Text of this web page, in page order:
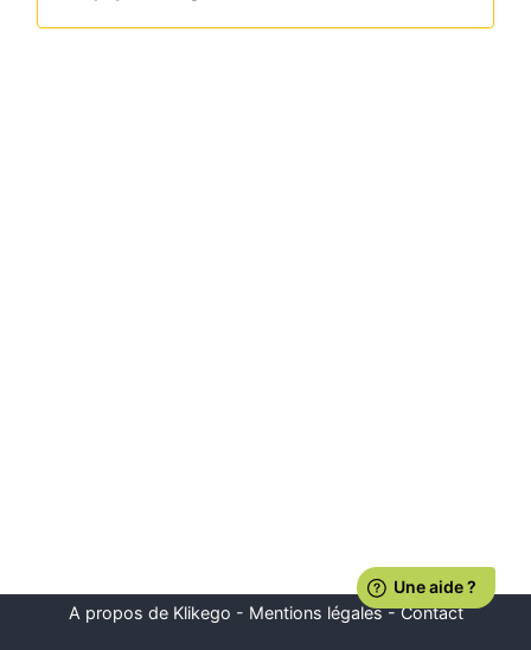
A propos de Klikego - Mentions légales-Contact